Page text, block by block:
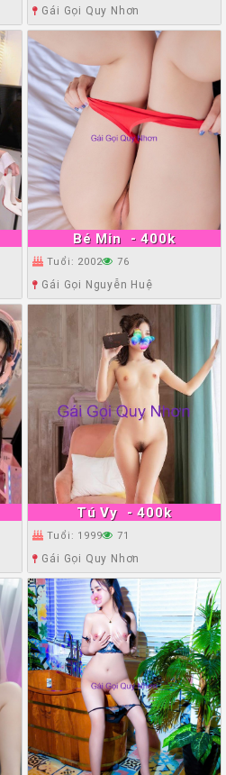
Gái Gọi Quy Nhơn
Bé Min - 400k
Tuổi: 2002 76
Gái Gọi Nguyễn Huệ
Tú Vy - 400k
Tuổi: 1999 71
Gái Gọi Quy Nhơn